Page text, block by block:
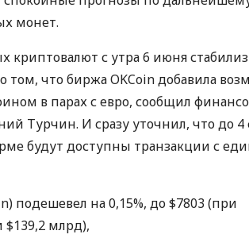
монет.
криптовалют с утра 6 июня
том, что биржаOKCoin добавила
в парах с евро, сообщил
Турчин. И сразу уточнил, что до 4
будут доступны транзакции с
подешевел на 0,15%, до $7803 (при
$139,2 млрд),